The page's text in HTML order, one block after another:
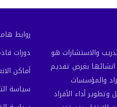
روابط
دورات
أماكن
سياسة
والاستشارات هو
بغرض تقديم
والمؤسسات
أداء الأفراد